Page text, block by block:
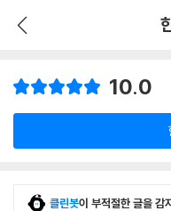
10.0
클린봇이 부적절한 글을 감